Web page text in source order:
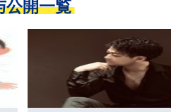
公開一覧